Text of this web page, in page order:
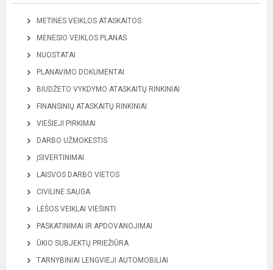
METINĖS VEIKLOS ATASKAITOS
MĖNESIO VEIKLOS PLANAS
NUOSTATAI
PLANAVIMO DOKUMENTAI
BIUDŽETO VYKDYMO ATASKAITŲ RINKINIAI
FINANSINIŲ ATASKAITŲ RINKINIAI
VIEŠIEJI PIRKIMAI
DARBO UŽMOKESTIS
ĮSIVERTINIMAI
LAISVOS DARBO VIETOS
CIVILINĖ SAUGA
LĖŠOS VEIKLAI VIEŠINTI
PASKATINIMAI IR APDOVANOJIMAI
ŪKIO SUBJEKTŲ PRIEŽIŪRA
TARNYBINIAI LENGVIEJI AUTOMOBILIAI